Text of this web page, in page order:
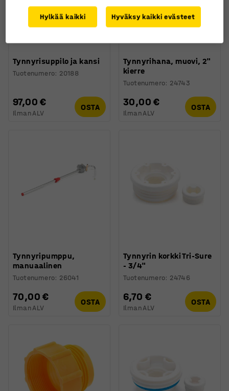
Tynnyrisuppilo ja kansi
Tuotenumero: 20188
97,00 €
Ilman ALV
OSTA
Tynnyrihana, muovi, 2"
kierre
Tuotenumero: 24743
30,00 €
Ilman ALV
OSTA
Tynnyripumppu,
manuaalinen
Tuotenumero: 26041
70,00 €
Ilman ALV
OSTA
Tynnyrin korkki Tri-Sure
- 3/4"
Tuotenumero: 24746
6,70 €
Ilman ALV
OSTA
Hylkää kaikki Hyväksy kaikki evästeet